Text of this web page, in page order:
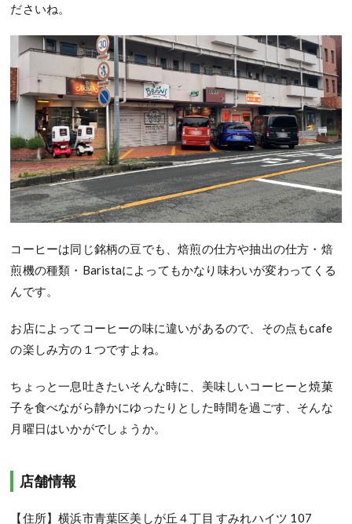
ださいね。
コーヒーは同じ銘柄の豆でも、焙煎の仕方や抽出の仕方・焙
煎機の種類・Baristaによってもかなり味わいが変わってくる
んです。
お店によってコーヒーの味に違いがあるので、その点もcafe
の楽しみ方の１つですよね。
ちょっと一息吐きたいそんな時に、 美味しいコーヒーと焼菓
子を食べながら静かにゆったりとした時間を過ごす、 そんな
月曜日はいかがでしょうか。
店舗情報
【住所】横浜市青葉区美しが丘４丁目 すみれハイツ 107